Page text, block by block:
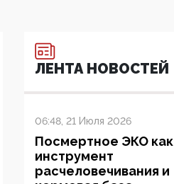
ЛЕНТА НОВОСТЕЙ
06:48, 21 Июля 2026
Посмертное ЭКО как
инструмент
расчеловечивания и